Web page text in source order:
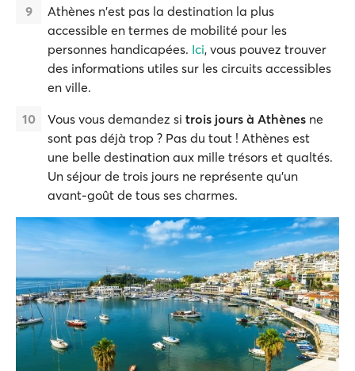
Athènes n'est pas la destination la plus
accessible en termes de mobilité pour les
personnes handicapées. Ici, vous pouvez trouver
des informations utiles sur les circuits accessibles
en ville.
Vous vous demandez si trois jours à Athènes ne
sont pas déjà trop ? Pas du tout ! Athènes est
une belle destination aux mille trésors et qualtés.
Un séjour de trois jours ne représente qu'un
avant-goût de tous ses charmes.